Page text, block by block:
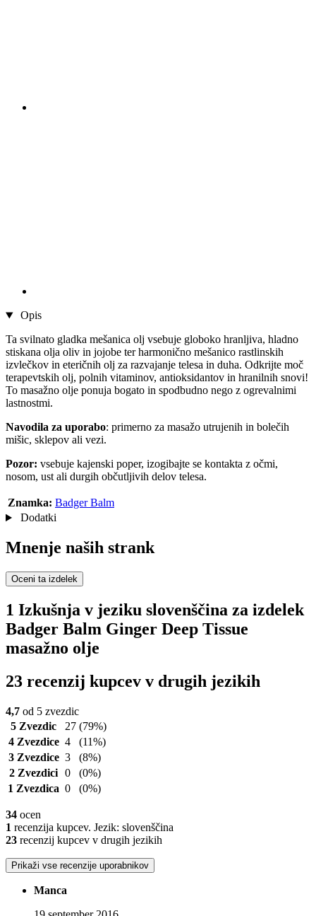
Opis
Ta svilnato gladka mešanica olj vsebuje globoko hranljiva, hladno
stiskana olja oliv in jojobe ter harmonično mešanico rastlinskih
izvlečkov in eteričnih olj za razvajanje telesa in duha. Odkrijte moč
terapevtskih olj, polnih vitaminov, antioksidantov in hranilnih snovi!
To masažno olje ponuja bogato in spodbudno nego z ogrevalnimi
lastnostmi.
Navodila za uporabo: primerno za masažo utrujenih in bolečih
mišic, sklepov ali vezi.
Pozor: vsebuje kajenski poper, izogibajte se kontakta z očmi,
nosom, ust ali durgih občutljivih delov telesa.
Znamka: Badger Balm
Dodatki
Mnenje naših strank
Oceni ta izdelek
1 Izkušnja v jeziku slovenščina za izdelek
Badger Balm Ginger Deep Tissue
masažno olje
23 recenzij kupcev v drugih jezikih
4,7 od 5 zvezdic
5 Zvezdic
27 (79%)
4 Zvezdice 4
(11%)
3 Zvezdice 3
(8%)
2 Zvezdici 0
(0%)
1 Zvezdica 0 (0%)
34 ocen
1 recenzija kupcev. Jezik: slovenščina
23 recenzij kupcev v drugih jezikih
Prikaži vse recenzije uporabnikov
Manca